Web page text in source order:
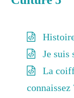
Histoire
Je suis
La
connaissez